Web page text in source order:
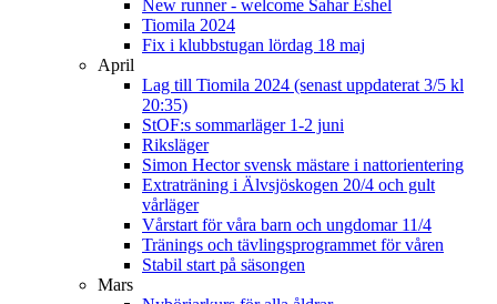
New runner - welcome Sahar Eshel
Tiomila 2024
Fix i klubbstugan lördag 18 maj
April
Lag till Tiomila 2024 (senast uppdaterat 3/5 kl
20:35)
StOF:s sommarläger 1-2 juni
Riksläger
Simon Hector svensk mästare i nattorientering
Extraträning i Älvsjöskogen 20/4 och gult
vårläger
Vårstart för våra barn och ungdomar 11/4
Tränings och tävlingsprogrammet för våren
Stabil start på säsongen
Mars